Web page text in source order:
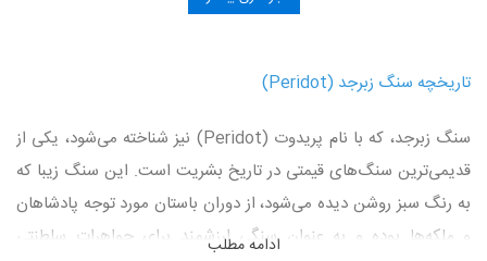
تاریخچه سنگ زبرجد (Peridot)
سنگ زبرجد، که با نام پریدوت (Peridot) نیز شناخته می‌شود، یکی از
قدیمی‌ترین سنگ‌های قیمتی در تاریخ بشریت است. این سنگ زیبا که
به رنگ سبز روشن دیده می‌شود، از دوران باستان مورد توجه پادشاهان
و ملکه‌ها بوده و به عنوان سنگی ارزشمند برای جواهرات سلطنتی
ادامه مطلب